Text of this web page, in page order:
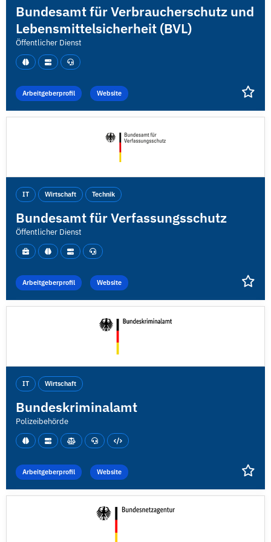
Bundesamt für Verbraucherschutz und
Lebensmittelsicherheit (BVL)
Öffentlicher Dienst
Arbeitgeberprofil Website
IT Wirtschaft Technik
Bundesamt für Verfassungsschutz
Öffentlicher Dienst
Arbeitgeberprofil Website
IT Wirtschaft
Bundeskriminalamt
Polizeibehörde
Arbeitgeberprofil Website